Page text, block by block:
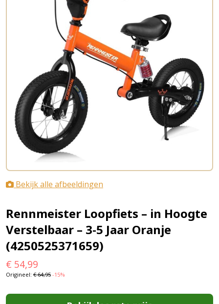
Bekijk alle afbeeldingen
Rennmeister Loopfiets – in Hoogte
Verstelbaar – 3-5 Jaar Oranje
(4250525371659)
€ 54,99
Origineel: €64,95 -15%